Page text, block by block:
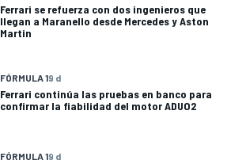
Ferrari se refuerza con dos ingenieros que
llegan a Maranello desde Mercedes y Aston
Martin
FÓRMULA 19 d
Ferrari continúa las pruebas en banco para
confirmar la fiabilidad del motor ADUO2
FÓRMULA 19 d